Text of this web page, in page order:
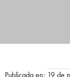
Publicada en: 19